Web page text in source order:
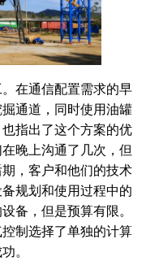
在通信配置需求的早
通道，同时使用油罐
指出了这个方案的优
晚上沟通了几次，但
，客户和他们的技术
规划和使用过程中的
备，但是预算有限。
制选择了单独的计算
。